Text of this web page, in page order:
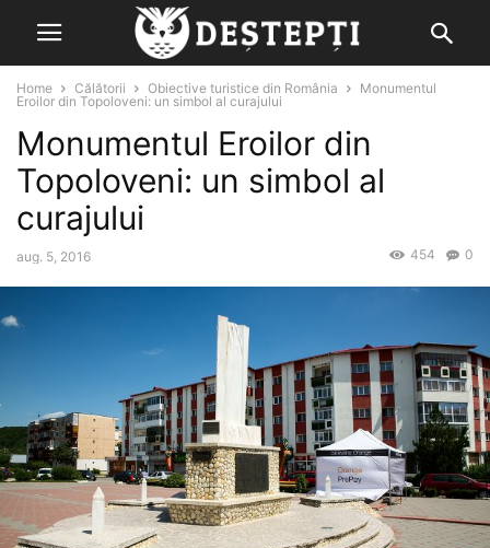
Home Călătorii Obiective turistice din România
Monumentul
Eroilor din Topoloveni: un simbol al curajului
Monumentul Eroilor din
Topoloveni: un simbol al
curajului
aug. 5, 2016 0
454